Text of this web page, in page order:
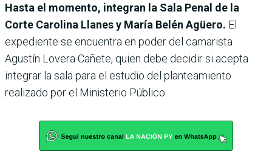
Hasta el momento, integran la Sala Penal de la
Corte Carolina Llanes y María Belén Agüero. El
expediente se encuentra en poder del camarista
Agustín Lovera Cañete, quien debe decidir si acepta
integrar la sala para el estudio del planteamiento
realizado por el Ministerio Público.